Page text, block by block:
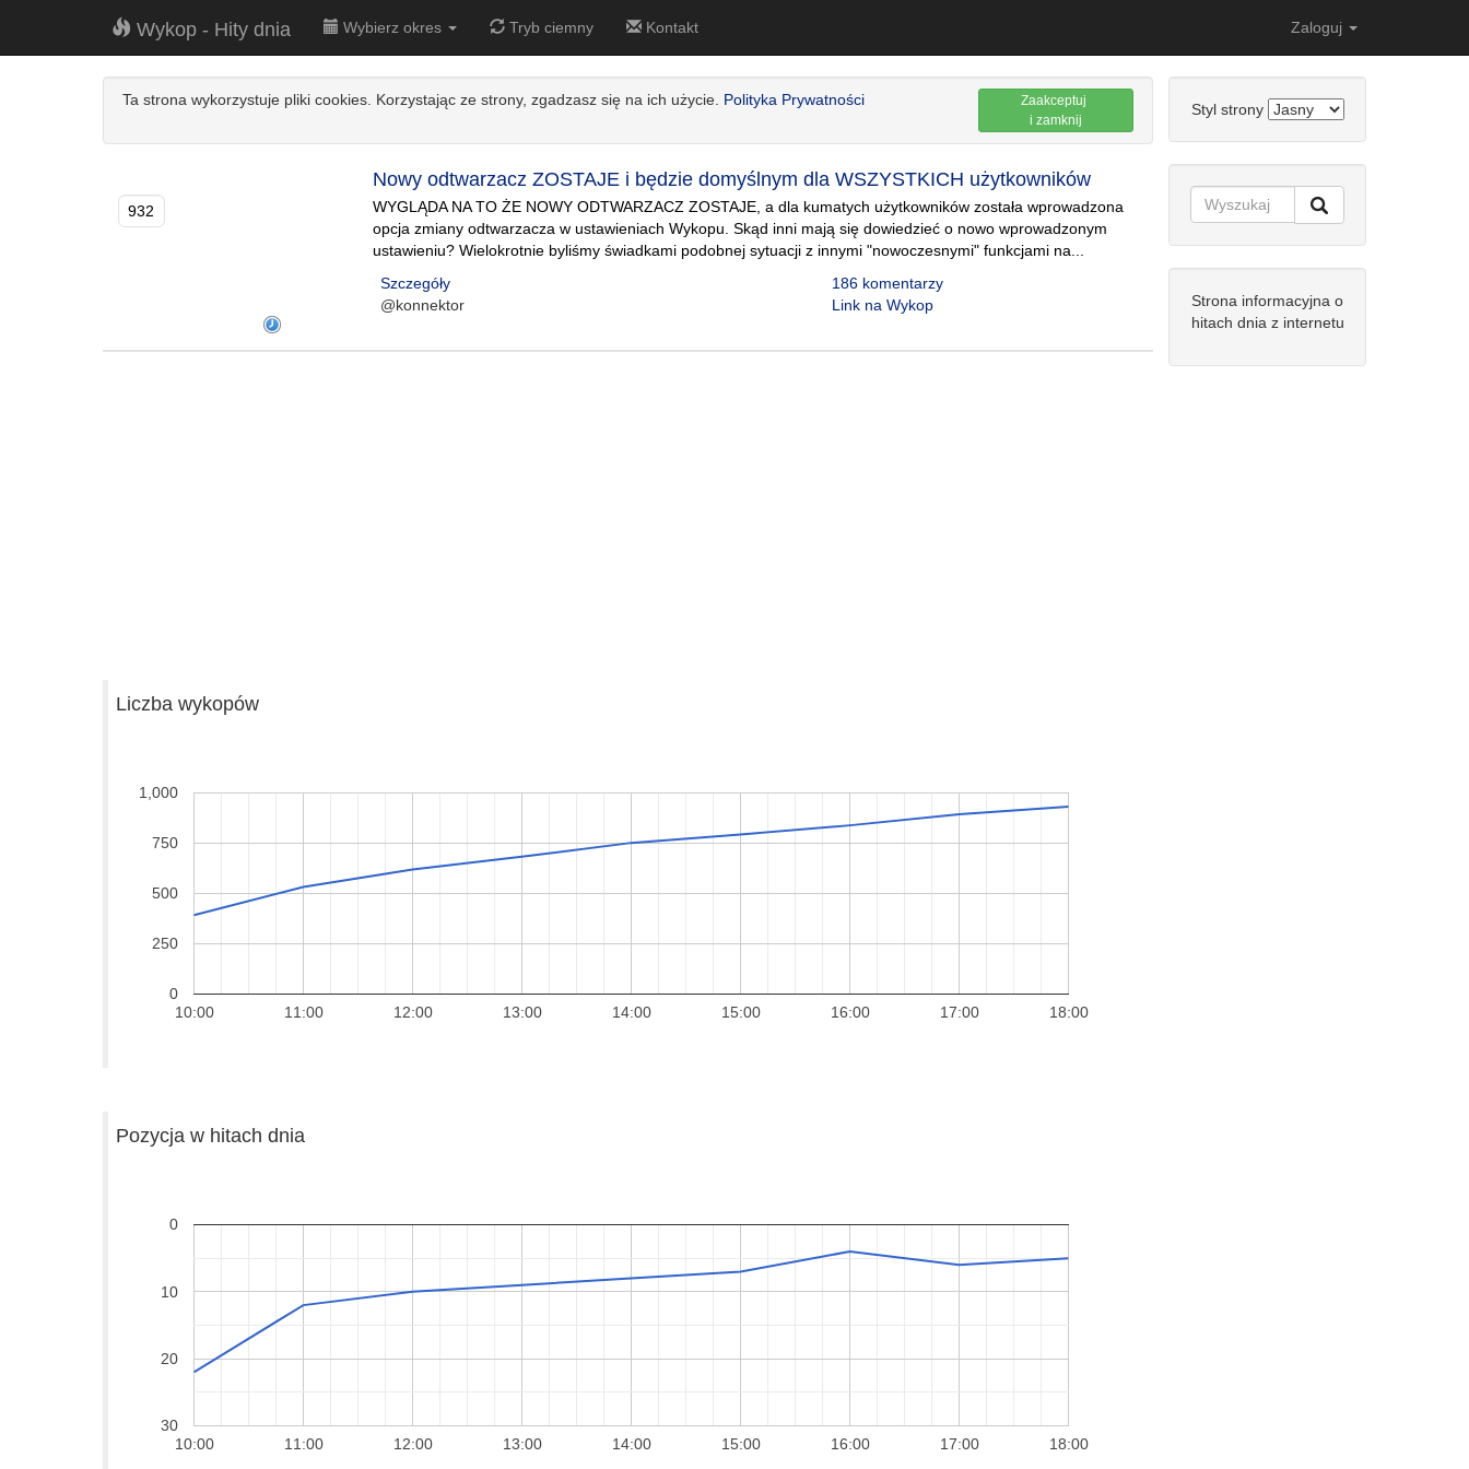
Wykop - Hity dnia Wybierz okres Tryb ciemny Kontakt Zaloguj
Ta strona wykorzystuje pliki cookies. Korzystając ze strony, zgadzasz się na ich użycie. Polityka Prywatności
Zaakceptuj
i zamknij
932
Nowy odtwarzacz ZOSTAJE i będzie domyślnym dla WSZYSTKICH użytkowników
WYGLĄDA NA TO ŻE NOWY ODTWARZACZ ZOSTAJE, a dla kumatych użytkowników została wprowadzona
opcja zmiany odtwarzacza w ustawieniach Wykopu. Skąd inni mają się dowiedzieć o nowo wprowadzonym
ustawieniu? Wielokrotnie byliśmy świadkami podobnej sytuacji z innymi "nowoczesnymi" funkcjami na...
Szczegóły
@konnektor
186 komentarzy
Link na Wykop
Liczba wykopów
10:00 11:00 12:00 13:00 14:00 15:00 16:00 17:00 18:00
0
250
500
750
1,000
Pozycja w hitach dnia
10:00 11:00 12:00 13:00 14:00 15:00 16:00 17:00 18:00
0
10
20
30
Styl strony
Strona informacyjna o
hitach dnia z internetu